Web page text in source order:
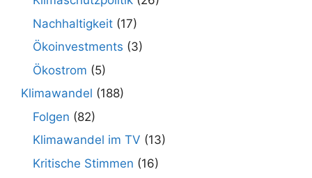
Nachhaltigkeit (17)
Ökoinvestments (3)
Ökostrom (5)
Klimawandel (188)
Folgen (82)
Klimawandel im TV (13)
Kritische Stimmen (16)